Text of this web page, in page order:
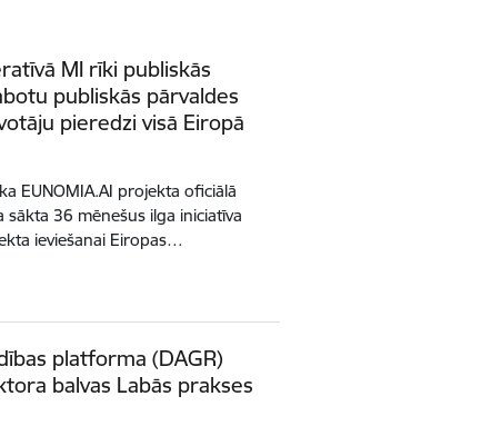
MI rīki publiskās
publiskās pārvaldes
pieredzi visā Eiropā
EUNOMIA.AI projekta oficiālā
36 mēnešus ilga iniciatīva
ieviešanai Eiropas…
platforma (DAGR)
balvas Labās prakses